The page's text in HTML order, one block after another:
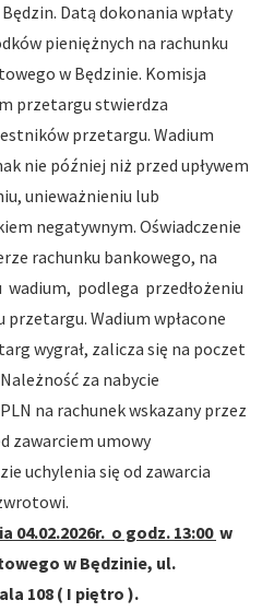
Datą dokonania wpłaty
pieniężnych na rachunku
w Będzinie. Komisja
przetargu stwierdza
przetargu. Wadium
nie później niż przed upływem
unieważnieniu lub
negatywnym. Oświadczenie
rachunku bankowego, na
podlega przedłożeniu
Wadium wpłacone
wygrał, zalicza się na poczet
za nabycie
na rachunek wskazany przez
zawarciem umowy
uchylenia się od zawarcia
04.02.2026r. o godz. 13:00 w
w Będzinie, ul.
108 ( I piętro ).